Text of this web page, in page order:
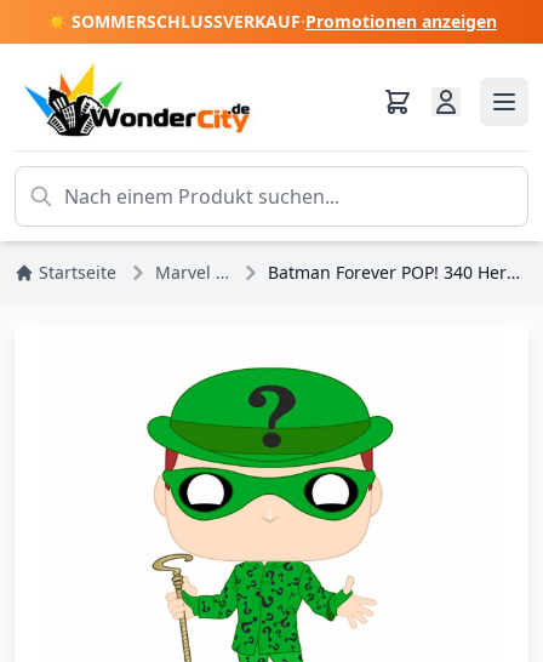
☀️ SOMMERSCHLUSSVERKAUF·Promotionen anzeigen
Startseite Marvel DC Comics Batman Forever POP! 340 Heroes Vinylfigur Riddler 9 cm